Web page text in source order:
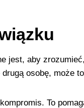
jest, aby
osobę, może
To